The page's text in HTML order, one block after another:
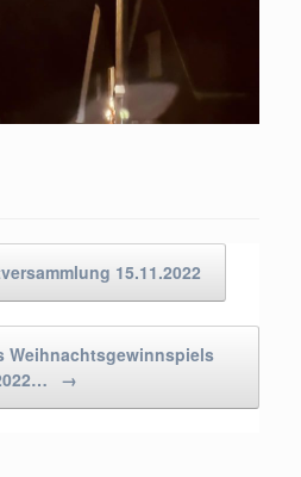
15.11.2022
Weihnachtsgewinnspiels
→